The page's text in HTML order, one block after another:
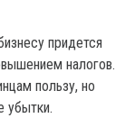
придется
налогов.
пользу, но
убытки.